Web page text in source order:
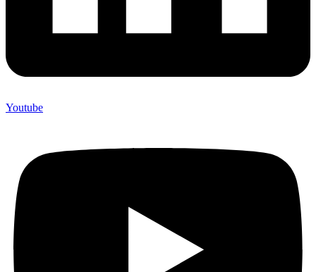
Youtube